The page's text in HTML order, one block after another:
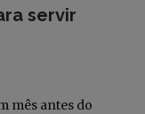
servir
mês antes do